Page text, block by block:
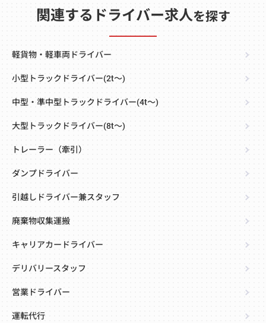
関連するドライバー求人を探す
軽貨物・軽車両ドライバー
小型トラックドライバー(2t～)
中型・準中型トラックドライバー(4t～)
大型トラックドライバー(8t～)
トレーラー（牽引）
ダンプドライバー
引越しドライバー兼スタッフ
廃棄物収集運搬
キャリアカードライバー
デリバリースタッフ
営業ドライバー
運転代行